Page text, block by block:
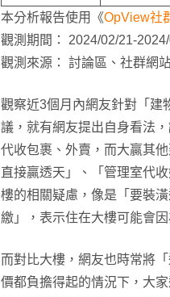
本分析報告使用《OpView社
觀測期間： 2024/02/21-
觀測來源： 討論區、社群網
觀察近3個月內網友針對「建
議，就有網友提出自身看法
代收包裹、外賣，而大贏其
直接贏透天」、「管理室代
樓的相關疑慮，像是「要裝
繳」，表示住在大樓可能會
而對比大樓，網友也時常將
價都負擔得起的情況下，大